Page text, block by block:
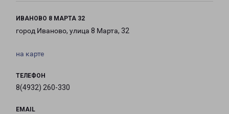
ИВАНОВО 8 МАРТА 32
город Иваново, улица 8 Марта, 32
на карте
ТЕЛЕФОН
8(4932) 260-330
EMAIL